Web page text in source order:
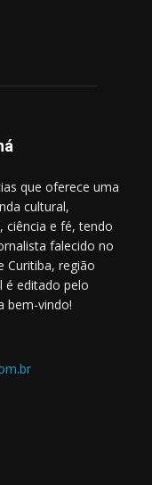
que oferece uma
cultural,
ciência e fé, tendo
falecido no
Curitiba, região
é editado pelo
bem-vindo!